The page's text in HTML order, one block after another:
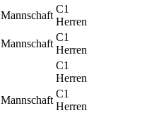
Mannschaft
C1
Herren
Mannschaft
C1
Herren
C1
Herren
Mannschaft
C1
Herren